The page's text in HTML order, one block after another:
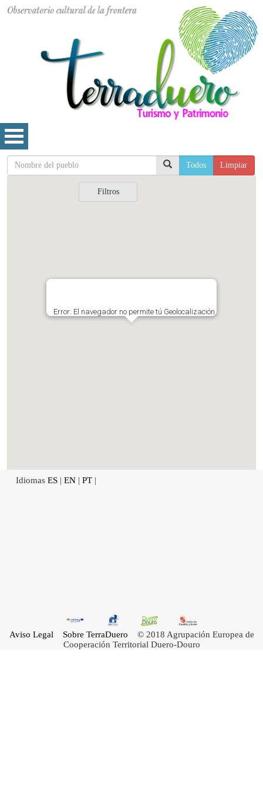
Filtros
Todos Limpiar
Error: El navegador no permite tú Geolocalización.
Idiomas ES | EN | PT |
Aviso Legal Sobre TerraDuero © 2018 Agrupación Europea de
Cooperación Territorial Duero-Douro